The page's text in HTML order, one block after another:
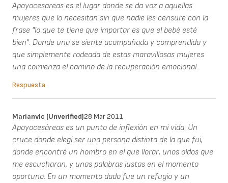
Apoyocesareas es el lugar donde se da voz a aquellas
mujeres que lo necesitan sin que nadie les censure con la
frase "lo que te tiene que importar es que el bebé esté
bien". Donde una se siente acompañada y comprendida y
que simplemente rodeada de estas maravillosas mujeres
una comienza el camino de la recuperación emocional.
Respuesta
Marianvlc (unverified)28 Mar 2011
Apoyocesáreas es un punto de inflexión en mi vida. Un
cruce donde elegí ser una persona distinta de la que fui,
donde encontré un hombro en el que llorar, unos oídos que
me escucharan, y unas palabras justas en el momento
oportuno. En un momento dado fue un refugio y un